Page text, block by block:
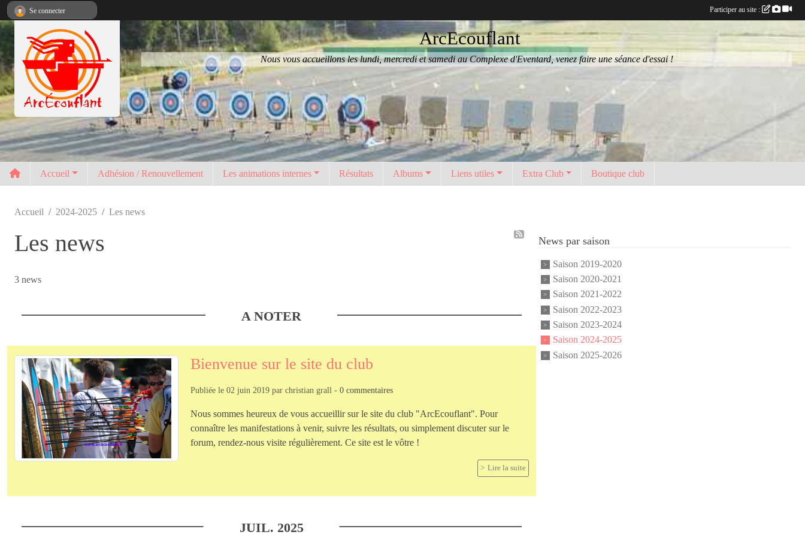
ArcEcouflant
Nous vous accueillons les lundi, mercredi et samedi au Complexe d'Eventard, venez faire une séance d'essai !
Accueil Adhésion / Renouvellement Les animations internes Résultats Albums Liens utiles Extra Club Boutique club
Accueil 2024-2025 Les news
Les news
3 news
A NOTER
Bienvenue sur le site du club
Publiée le02 juin 2019 parchristian grall -0 commentaires
Nous sommes heureux de vous accueillir sur le site du club "ArcEcouflant". Pour
connaître les manifestations à venir, suivre les résultats, ou simplement discuter sur le
forum, rendez-nous visite régulièrement. Ce site est le vôtre !
Lire la suite
JUIL. 2025
News par saison
Saison 2019-2020
Saison 2020-2021
Saison 2021-2022
Saison 2022-2023
Saison 2023-2024
Saison 2024-2025
Saison 2025-2026
Se connecter Participer au site :
Panneau de gestion des cookies